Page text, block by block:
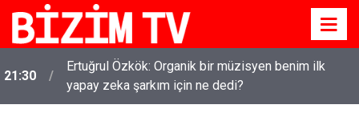
21:30
Ertuğrul Özkök: Organik bir müzisyen benim ilk
yapay zeka şarkım için ne dedi?